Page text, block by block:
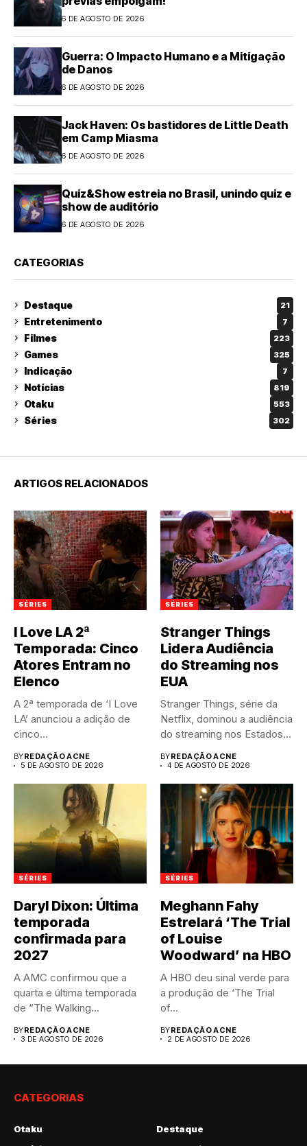
6 DE AGOSTO DE 2026
Guerra: O Impacto Humano e a Mitigação
de Danos
6 DE AGOSTO DE 2026
Jack Haven: Os bastidores de Little Death
em Camp Miasma
6 DE AGOSTO DE 2026
Quiz&Show estreia no Brasil, unindo quiz e
show de auditório
6 DE AGOSTO DE 2026
CATEGORIAS
Destaque 21
Entretenimento 7
Filmes 223
Games 325
Indicação 7
Notícias 819
Otaku 553
Séries 302
ARTIGOS RELACIONADOS
SÉRIES
I Love LA 2ª
Temporada: Cinco
Atores Entram no
Elenco
A 2ª temporada de ‘I Love
LA’ anunciou a adição de
cinco...
BYREDAÇÃO ACNE
5 DE AGOSTO DE 2026
SÉRIES
Stranger Things
Lidera Audiência
do Streaming nos
EUA
Stranger Things, série da
Netflix, dominou a audiência
do streaming nos Estados...
BYREDAÇÃO ACNE
4 DE AGOSTO DE 2026
SÉRIES
Daryl Dixon: Última
temporada
confirmada para
2027
A AMC confirmou que a
quarta e última temporada
de “The Walking...
BYREDAÇÃO ACNE
3 DE AGOSTO DE 2026
SÉRIES
Meghann Fahy
Estrelará ‘The Trial
of Louise
Woodward’ na HBO
A HBO deu sinal verde para
a produção de ‘The Trial
of...
BYREDAÇÃO ACNE
2 DE AGOSTO DE 2026
CATEGORIAS
Otaku
Destaque